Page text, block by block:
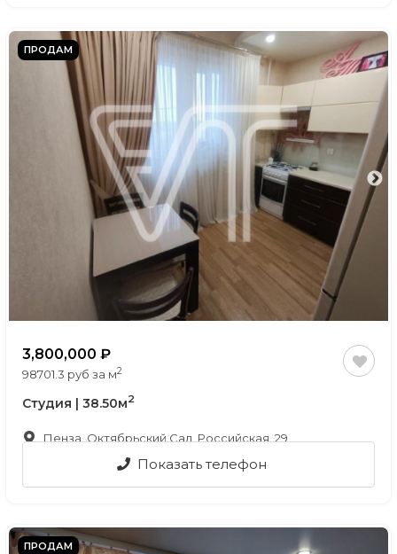
ПРОДАМ
3,800,000
98701.3 руб за м2
Студия | 38.50м2
Пенза, Октябрьский Сад, Российская, 29
Показать телефон
ПРОДАМ